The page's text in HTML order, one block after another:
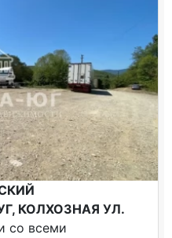
КОЛХОЗНАЯ УЛ.
со всеми